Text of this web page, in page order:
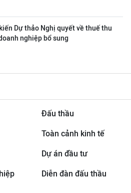
Dự thảo Nghị quyết về thuế thu
nghiệp bổ sung
Đấu thầu
Toàn cảnh kinh tế
Dự án đầu tư
Diễn đàn đấu thầu